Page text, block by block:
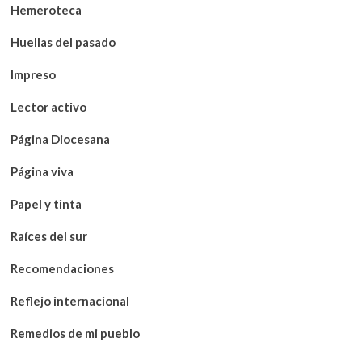
Hemeroteca
Huellas del pasado
Impreso
Lector activo
Página Diocesana
Página viva
Papel y tinta
Raíces del sur
Recomendaciones
Reflejo internacional
Remedios de mi pueblo